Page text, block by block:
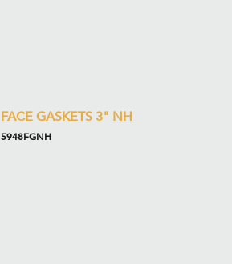
FACE GASKETS 3" NH
5948FGNH